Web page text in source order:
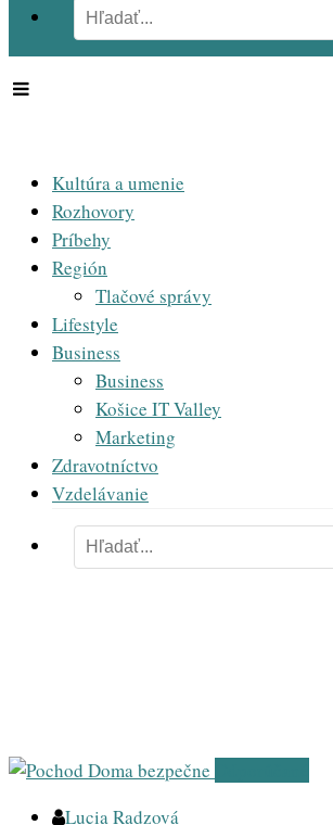
Kultúra a umenie
Rozhovory
Príbehy
Región
Tlačové správy
Lifestyle
Business
Business
Košice IT Valley
Marketing
Zdravotníctvo
Vzdelávanie
Lucia Radzová